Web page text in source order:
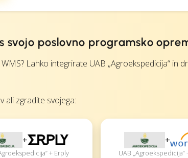
svojo poslovno programsko
Lahko integrirate UAB „Agroekspedicija“ in
ali zgradite svojega:
+
+ Erply
+
UAB „Agroekspedicija“